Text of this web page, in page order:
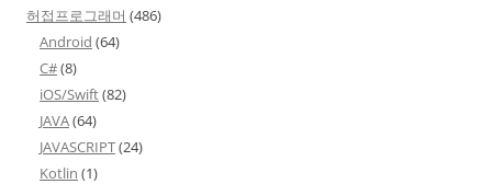
허접프로그래머 (486)
Android (64)
C#(8)
iOS/Swift(82)
JAVA(64)
JAVASCRIPT(24)
Kotlin (1)